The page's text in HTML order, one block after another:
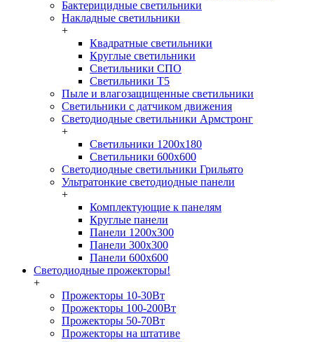
Бактерицидные светильники
Накладные светильники
+
Квадратные светильники
Круглые светильники
Светильники СПО
Светильники Т5
Пыле и влагозащищенные светильники
Светильники с датчиком движения
Светодиодные светильники Армстронг
+
Светильники 1200х180
Светильники 600х600
Светодиодные светильники Грильято
Ультратонкие светодиодные панели
+
Комплектующие к панелям
Круглые панели
Панели 1200х300
Панели 300х300
Панели 600х600
Светодиодные прожекторы!
+
Прожекторы 10-30Вт
Прожекторы 100-200Вт
Прожекторы 50-70Вт
Прожекторы на штативе